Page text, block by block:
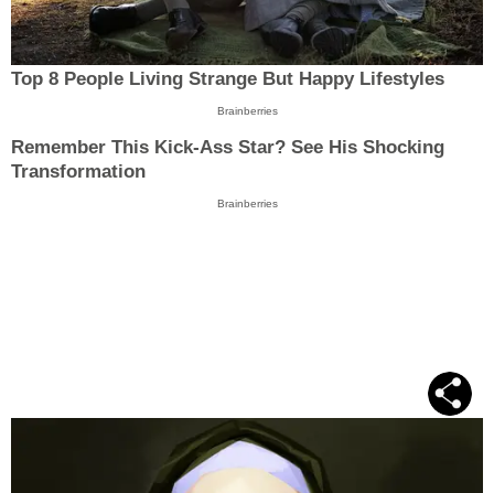
Top 8 People Living Strange But Happy Lifestyles
Brainberries
Remember This Kick-Ass Star? See His Shocking
Transformation
Brainberries